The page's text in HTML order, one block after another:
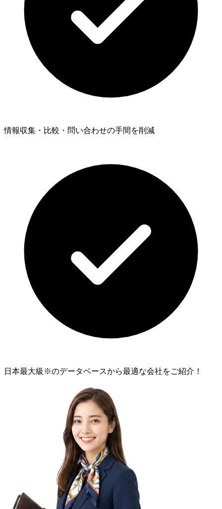
情報収集・比較・問い合わせの手間を削減
日本最大級 ※のデータベースから最適な会社をご紹介！